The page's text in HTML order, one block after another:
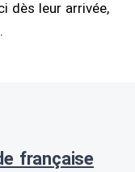
dès leur arrivée,
française